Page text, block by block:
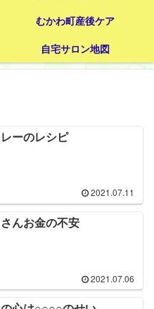
むかわ町産後ケア
自宅サロン地図
ーのレシピ
2021.07.11
んお金の不安
2021.07.06